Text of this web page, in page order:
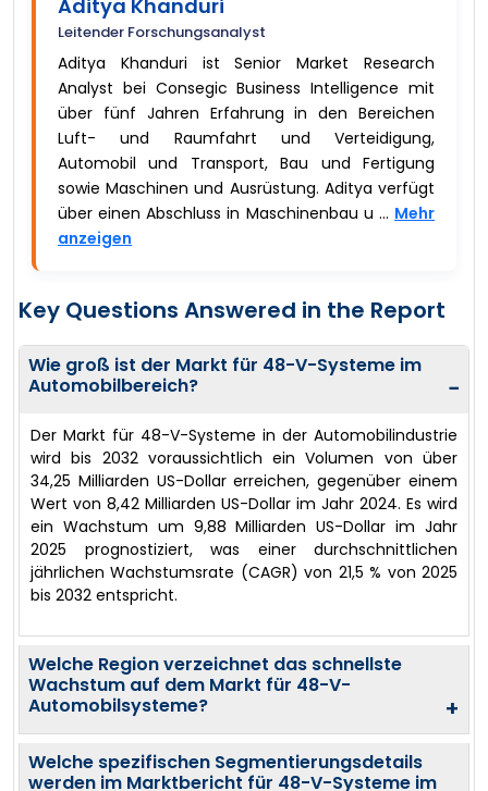
Aditya Khanduri
Leitender Forschungsanalyst
Aditya Khanduri ist Senior Market Research
Analyst bei Consegic Business Intelligence mit
über fünf Jahren Erfahrung in den Bereichen
Luft- und Raumfahrt und Verteidigung,
Automobil und Transport, Bau und Fertigung
sowie Maschinen und Ausrüstung. Aditya verfügt
über einen Abschluss in Maschinenbau u ... Mehr
anzeigen
Key Questions Answered in the Report
Wie groß ist der Markt für 48-V-Systeme im
Automobilbereich?
−
Der Markt für 48-V-Systeme in der Automobilindustrie
wird bis 2032 voraussichtlich ein Volumen von über
34,25 Milliarden US-Dollar erreichen, gegenüber einem
Wert von 8,42 Milliarden US-Dollar im Jahr 2024. Es wird
ein Wachstum um 9,88 Milliarden US-Dollar im Jahr
2025 prognostiziert, was einer durchschnittlichen
jährlichen Wachstumsrate (CAGR) von 21,5 % von 2025
bis 2032 entspricht.
Welche Region verzeichnet das schnellste
Wachstum auf dem Markt für 48-V-
Automobilsysteme?
+
Welche spezifischen Segmentierungsdetails
werden im Marktbericht für 48-V-Systeme im